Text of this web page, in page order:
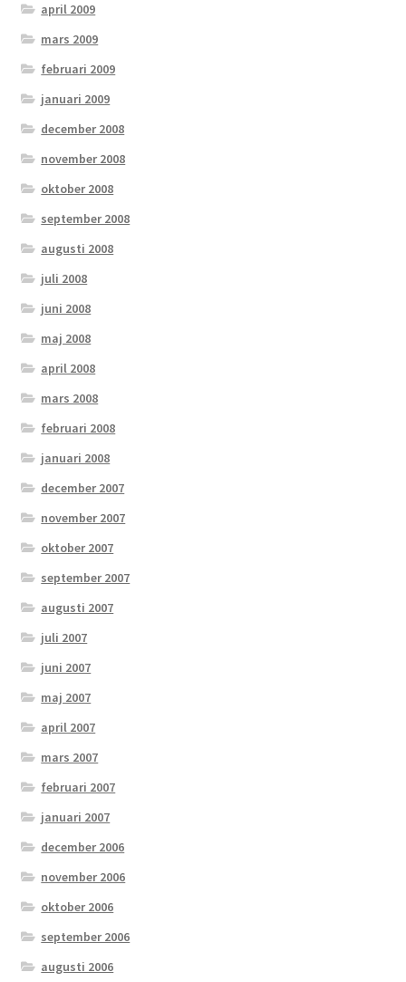
april 2009
mars 2009
februari 2009
januari 2009
december 2008
november 2008
oktober 2008
september 2008
augusti 2008
juli 2008
juni 2008
maj 2008
april 2008
mars 2008
februari 2008
januari 2008
december 2007
november 2007
oktober 2007
september 2007
augusti 2007
juli 2007
juni 2007
maj 2007
april 2007
mars 2007
februari 2007
januari 2007
december 2006
november 2006
oktober 2006
september 2006
augusti 2006